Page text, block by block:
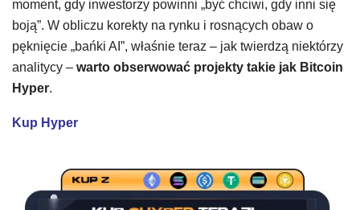
moment, gdy inwestorzy powinni „być chciwi, gdy inni się
boją”. W obliczu korekty na rynku i rosnących obaw o
pęknięcie „bańki AI”, właśnie teraz – jak twierdzą niektórzy
analitycy – warto obserwować projekty takie jak Bitcoin
Hyper.
Kup Hyper